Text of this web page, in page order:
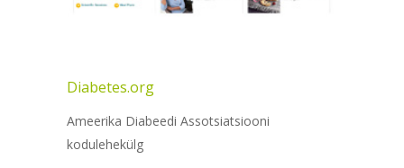
Diabetes.org
Ameerika Diabeedi Assotsiatsiooni
kodulehekülg